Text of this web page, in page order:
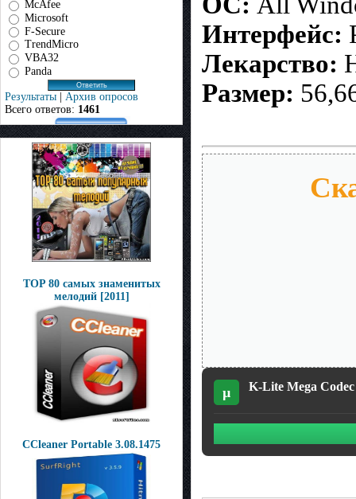
McAfee
Microsoft
F-Secure
TrendMicro
VBA32
Panda
Результаты | Архив опросов
Всего ответов: 1461
TOP 80 самых знаменитых
мелодий [2011]
CCleaner Portable 3.08.1475
Интерфейс:
Лекарство:
Размер:
µ K-Lite Mega